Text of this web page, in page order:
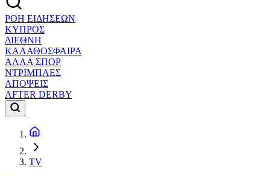
ΡΟΗ ΕΙΔΗΣΕΩΝ
ΚΥΠΡΟΣ
ΔΙΕΘΝΗ
ΚΑΛΑΘΟΣΦΑΙΡΑ
ΑΛΛΑ ΣΠΟΡ
ΝΤΡΙΜΠΛΕΣ
ΑΠΟΨΕΙΣ
AFTER DERBY
TV